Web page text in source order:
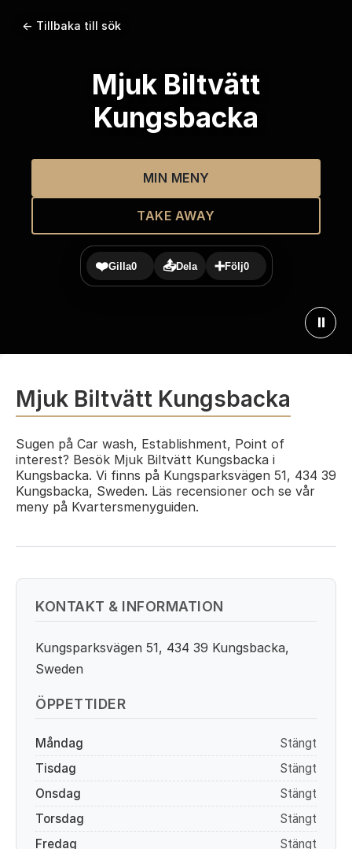
← Tillbaka till sök
Mjuk Biltvätt
Kungsbacka
MIN MENY
TAKE AWAY
❤️Gilla0 📤Dela ➕Följ0
⏸
Mjuk Biltvätt Kungsbacka
Sugen på Car wash, Establishment, Point of
interest? Besök Mjuk Biltvätt Kungsbacka i
Kungsbacka. Vi finns på Kungsparksvägen 51, 434 39
Kungsbacka, Sweden. Läs recensioner och se vår
meny på Kvartersmenyguiden.
KONTAKT & INFORMATION
Kungsparksvägen 51, 434 39 Kungsbacka,
Sweden
ÖPPETTIDER
Måndag
Stängt
Tisdag
Stängt
Onsdag
Stängt
Torsdag
Stängt
Fredag
Stängt